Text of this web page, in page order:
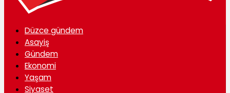
Düzce gündem
Asayiş
Gündem
Ekonomi
Yaşam
Siyaset